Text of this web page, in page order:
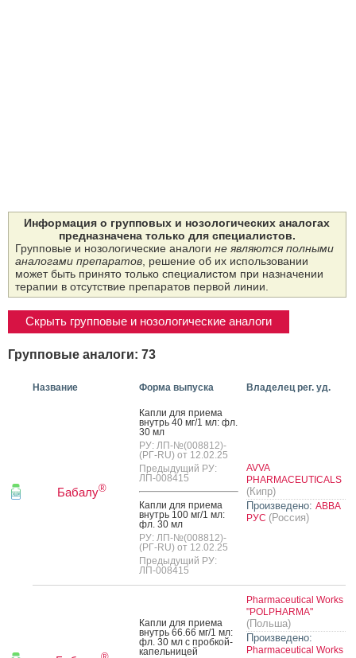
Информация о групповых и нозологических аналогах
предназначена только для специалистов.
Групповые и нозологические аналоги не являются полными
аналогами препаратов, решение об их использовании
может быть принято только специалистом при назначении
терапии в отсутствие препаратов первой линии.
Скрыть групповые и нозологические аналоги
Групповые аналоги: 73
Название Форма выпуска Владелец рег. уд.
Бабалу®
Кап­ли для при­ема
внутрь 40 мг/1 мл: фл.
30 мл
РУ: ЛП-№(008812)-
(РГ-RU) от 12.02.25
Предыдущий РУ:
ЛП-008415
Кап­ли для при­ема
внутрь 100 мг/1 мл:
фл. 30 мл
РУ: ЛП-№(008812)-
(РГ-RU) от 12.02.25
Предыдущий РУ:
ЛП-008415
AVVA
PHARMACEUTICALS
(Кипр)
Произведено: АВВА
РУС (Россия)
Кап­ли для при­ема
внутрь 66.66 мг/1 мл:
фл. 30 мл с проб­кой-
ка­пель­ни­цей
Pharmaceutical Works
"POLPHARMA"
(Польша)
Произведено:
Pharmaceutical Works